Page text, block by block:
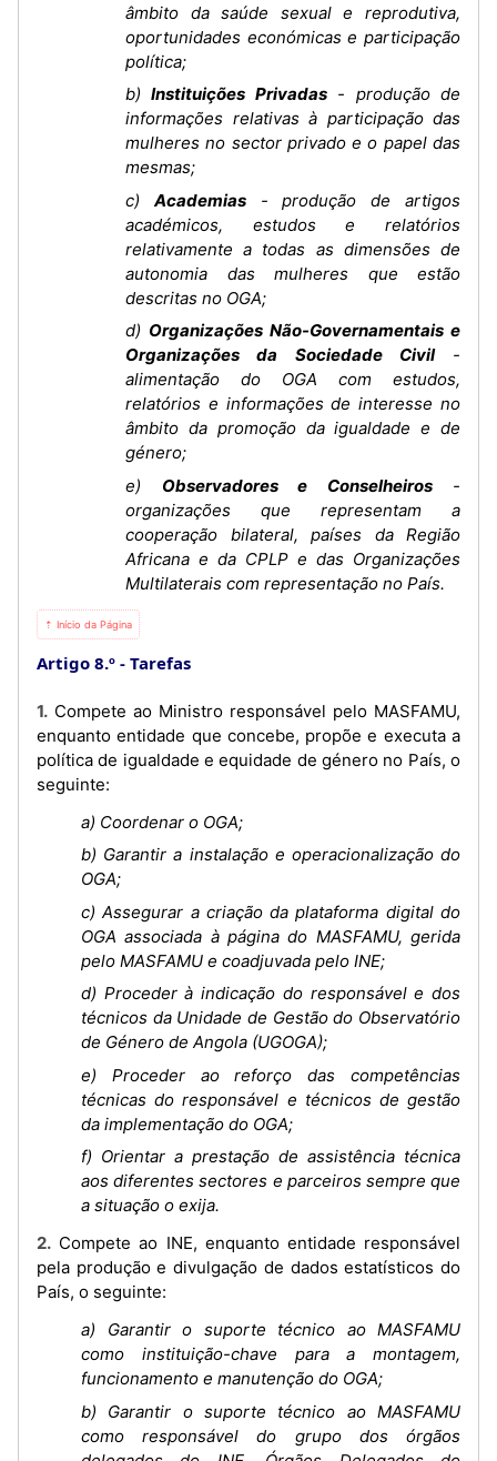
âmbito da saúde sexual e reprodutiva,
oportunidades económicas e participação
política;
b)Instituições Privadas- produção de
informações relativas à participação das
mulheres no sector privado e o papel das
mesmas;
c) Academias- produção de artigos
académicos, estudos e relatórios
relativamente a todas as dimensões de
autonomia das mulheres que estão
descritas no OGA;
d) Organizações Não-Governamentais e
Organizações da Sociedade Civil-
alimentação do OGA com estudos,
relatórios e informações de interesse no
âmbito da promoção da igualdade e de
género;
e) Observadores e Conselheiros-
organizações que representam a
cooperação bilateral, países da Região
Africana e da CPLP e das Organizações
Multilaterais com representação no País.
⇡ Início da Página
Artigo 8.º Tarefas
1. Compete ao Ministro responsável pelo MASFAMU,
enquanto entidade que concebe, propõe e executa a
política de igualdade e equidade de género no País, o
seguinte:
a) Coordenar o OGA;
b) Garantir a instalação e operacionalização do
OGA;
c) Assegurar a criação da plataforma digital do
OGA associada à página do MASFAMU, gerida
pelo MASFAMU e coadjuvada pelo INE;
d) Proceder à indicação do responsável e dos
técnicos da Unidade de Gestão do Observatório
de Género de Angola (UGOGA);
e) Proceder ao reforço das competências
técnicas do responsável e técnicos de gestão
da implementação do OGA;
f) Orientar a prestação de assistência técnica
aos diferentes sectores e parceiros sempre que
a situação o exija.
2. Compete ao INE, enquanto entidade responsável
pela produção e divulgação de dados estatísticos do
País, o seguinte:
a) Garantir o suporte técnico ao MASFAMU
como instituição-chave para a montagem,
funcionamento e manutenção do OGA;
b) Garantir o suporte técnico ao MASFAMU
como responsável do grupo dos órgãos